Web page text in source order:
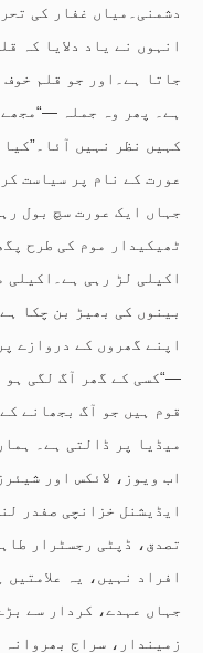
دشمنی۔میاں غفار کی
انہوں نے یاد دلایا کہ
جاتا ہے۔اور جو قلم
ہے۔ پھر وہ جملہ
کہیں نظر نہیں
عورت کے نام پر سیاست
جہاں ایک عورت سچ بول
ٹھیکیدار موم کی طرح
اکیلی لڑ رہی ہے۔اکیلی
بینوں کی بھیڑ بن چکا
اپنے گھروں کے دروازے
—“کسی کے گھر آگ لگی ہو
قوم ہیں جو آگ بجھانے
میڈیا پر ڈالتی ہے۔
اب ویوز، لائکس اور
ایڈیشنل خزانچی صفدر
تصدق، ڈپٹی رجسٹرار
افراد نہیں، یہ
جہاں عہدے، کردار سے
زمیندار، سراج